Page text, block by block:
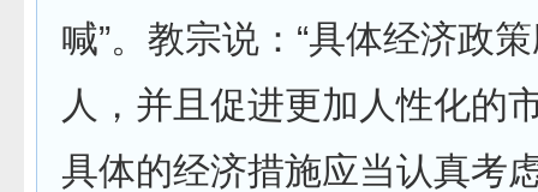
喊”。教宗说：“具体经济政
人，并且促进更加人性化的
具体的经济措施应当认真考